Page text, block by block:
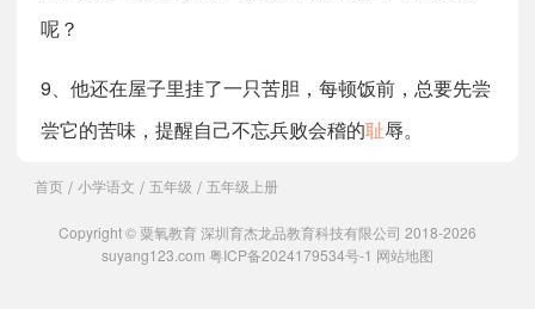
呢？
9、他还在屋子里挂了一只苦胆，每顿饭前，总要先尝
尝它的苦味，提醒自己不忘兵败会稽的耻辱。
首页 / 小学语文 / 五年级 / 五年级上册
Copyright © 粟氧教育 深圳育杰龙品教育科技有限公司 2018-2026
suyang123.com 粤ICP备2024179534号-1 网站地图